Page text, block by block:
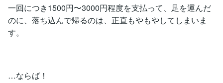
一回につき1500円〜3000円程度を支払って、足を運んだ
のに、落ち込んで帰るのは、正直もやもやしてしまいま
す。
…ならば！